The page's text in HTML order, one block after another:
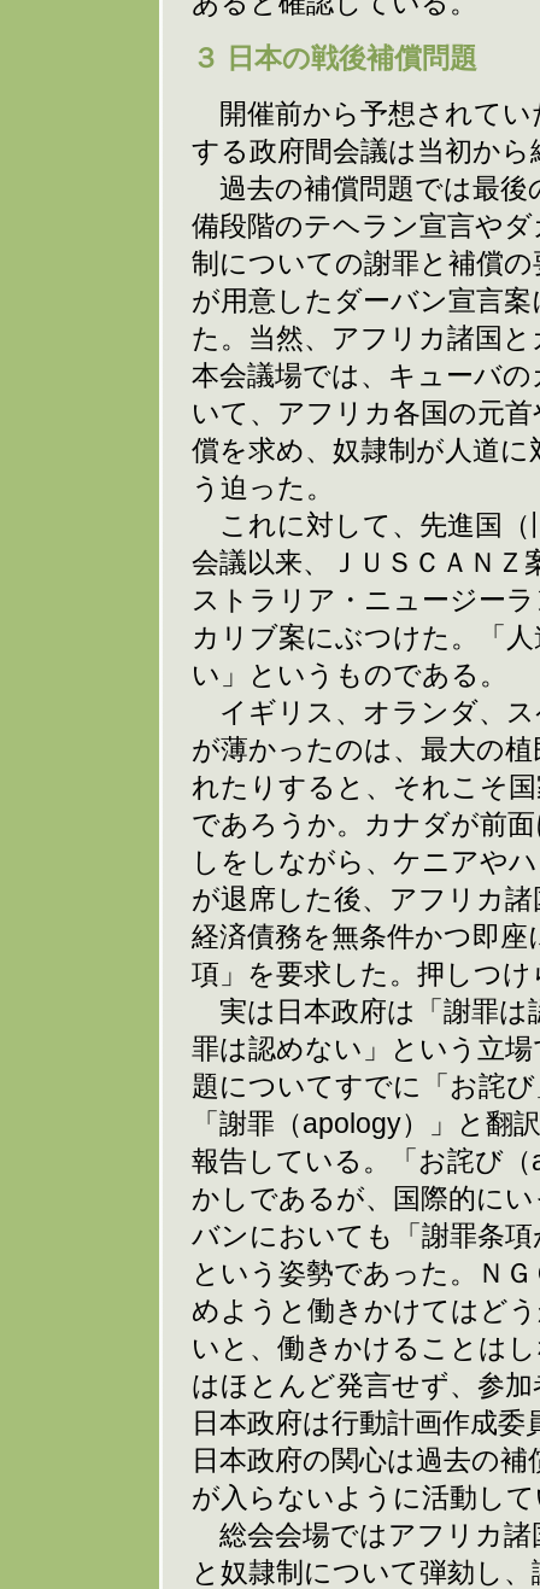
３ 日本の戦後補償問題
開催前から予想されてい
する政府間会議は当初から
過去の補償問題では最後
備段階のテヘラン宣言や
制についての謝罪と補償
が用意したダーバン宣言
た。当然、アフリカ諸国
本会議場では、キューバ
いて、アフリカ各国の元
償を求め、奴隷制が人道
う迫った。
これに対して、先進国（
会議以来、ＪＵＳＣＡＮ
ストラリア・ニュージー
カリブ案にぶつけた。「
い」というものである。
イギリス、オランダ、ス
が薄かったのは、最大の
れたりすると、それこそ
であろうか。カナダが前
しをしながら、ケニアや
が退席した後、アフリカ
経済債務を無条件かつ即
項」を要求した。押しつ
実は日本政府は「謝罪は
罪は認めない」という立
題についてすでに「お詫
「謝罪（apology）」と翻
報告している。「お詫び
かしであるが、国際的に
バンにおいても「謝罪条
という姿勢であった。Ｎ
めようと働きかけてはど
いと、働きかけることは
はほとんど発言せず、参
日本政府は行動計画作成
日本政府の関心は過去の
が入らないように活動し
総会会場ではアフリカ諸
と奴隷制について弾劾し